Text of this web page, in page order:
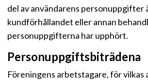
del av användarens personuppgifter
kundförhållandet eller annan
personuppgifterna har upphört.
Personuppgiftsbiträdena
Föreningens arbetstagare, för